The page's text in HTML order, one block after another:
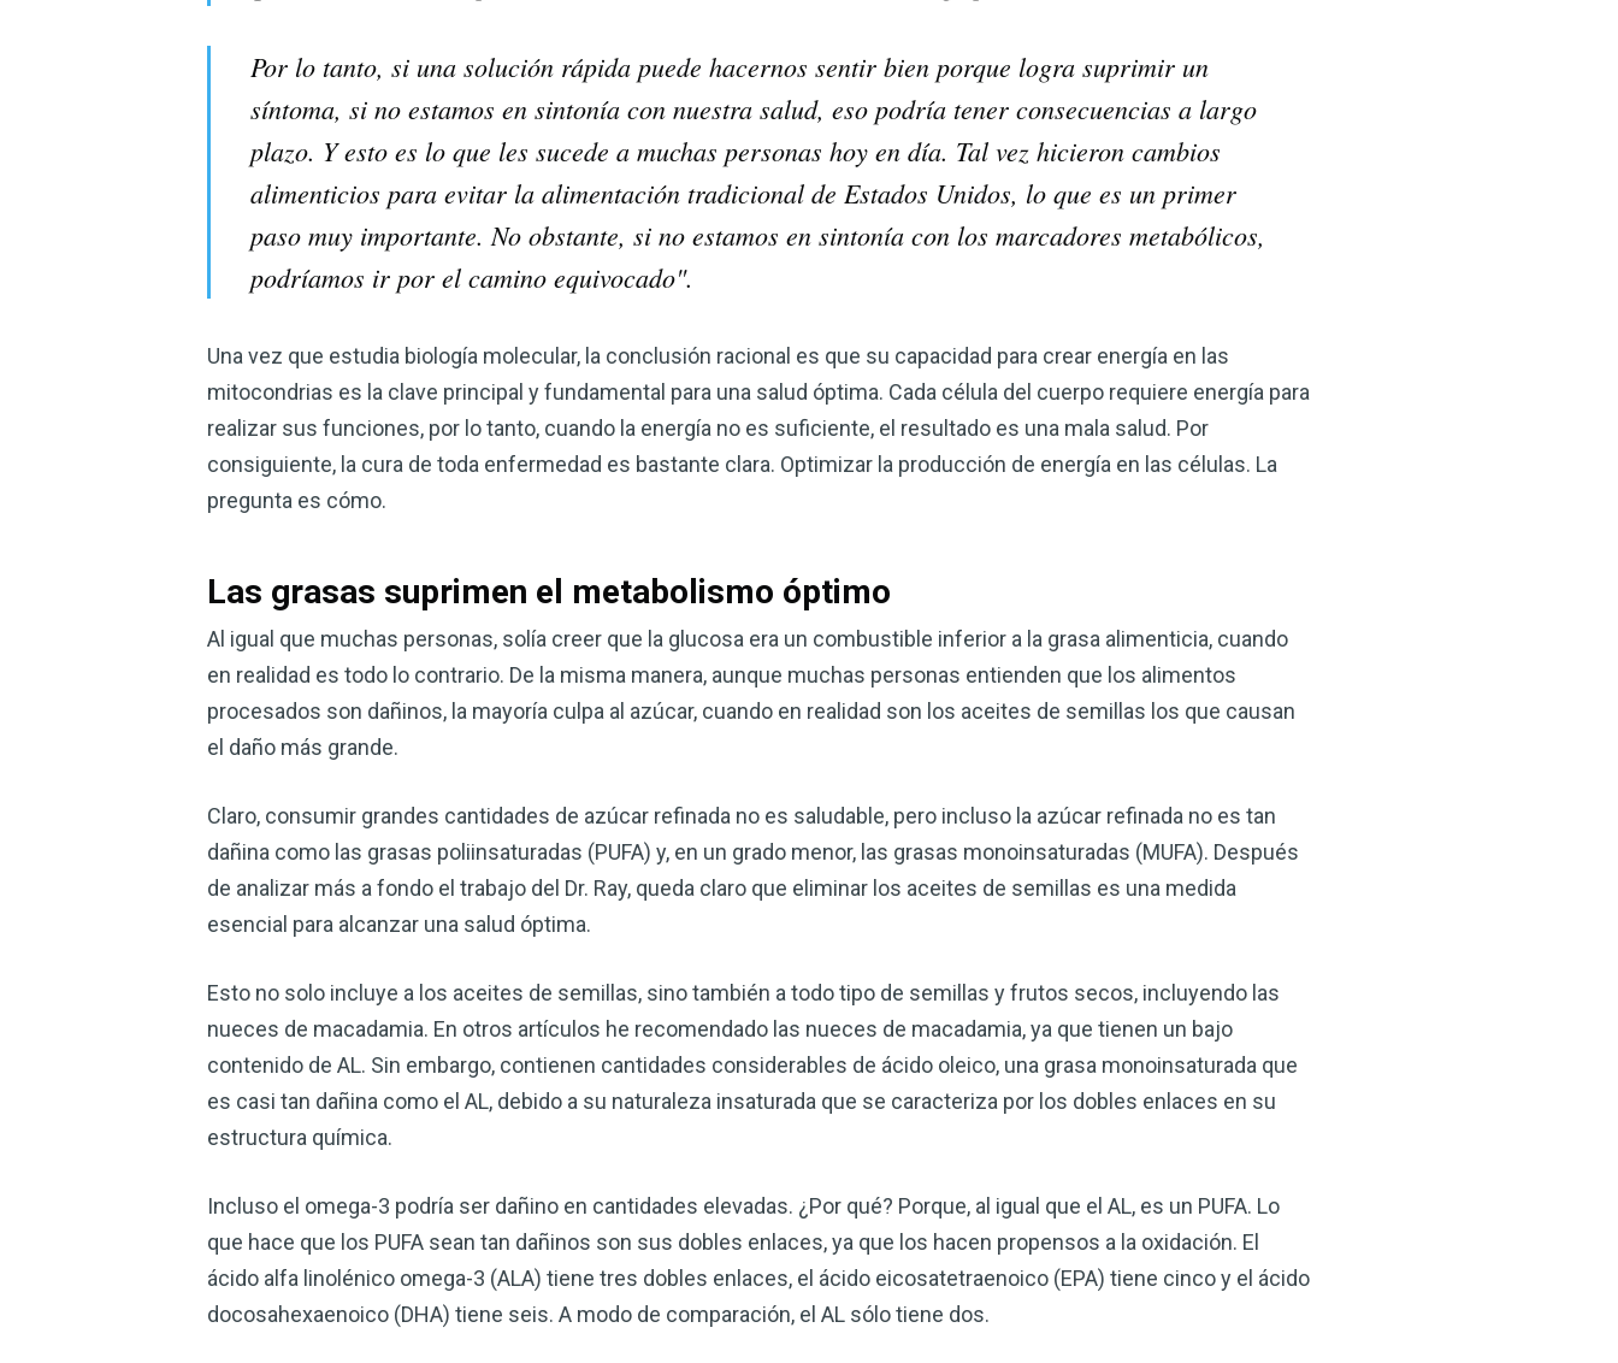
Por lo tanto, si una solución rápida puede hacernos sentir bien porque logra suprimir un
síntoma, si no estamos en sintonía con nuestra salud, eso podría tener consecuencias a largo
plazo. Y esto es lo que les sucede a muchas personas hoy en día. Tal vez hicieron cambios
alimenticios para evitar la alimentación tradicional de Estados Unidos, lo que es un primer
paso muy importante. No obstante, si no estamos en sintonía con los marcadores metabólicos,
podríamos ir por el camino equivocado".
Una vez que estudia biología molecular, la conclusión racional es que su capacidad para crear energía en las
mitocondrias es la clave principal y fundamental para una salud óptima. Cada célula del cuerpo requiere energía para
realizar sus funciones, por lo tanto, cuando la energía no es suficiente, el resultado es una mala salud. Por
consiguiente, la cura de toda enfermedad es bastante clara. Optimizar la producción de energía en las células. La
pregunta es cómo.
Las grasas suprimen el metabolismo óptimo
Al igual que muchas personas, solía creer que la glucosa era un combustible inferior a la grasa alimenticia, cuando
en realidad es todo lo contrario. De la misma manera, aunque muchas personas entienden que los alimentos
procesados ​son dañinos, la mayoría culpa al azúcar, cuando en realidad son los aceites de semillas los que causan
el daño más grande.
Claro, consumir grandes cantidades de azúcar refinada no es saludable, pero incluso la azúcar refinada no es tan
dañina como las grasas poliinsaturadas (PUFA) y, en un grado menor, las grasas monoinsaturadas (MUFA). Después
de analizar más a fondo el trabajo del Dr. Ray, queda claro que eliminar los aceites de semillas es una medida
esencial para alcanzar una salud óptima.
Esto no solo incluye a los aceites de semillas, sino también a todo tipo de semillas y frutos secos, incluyendo las
nueces de macadamia. En otros artículos he recomendado las nueces de macadamia, ya que tienen un bajo
contenido de AL. Sin embargo, contienen cantidades considerables de ácido oleico, una grasa monoinsaturada que
es casi tan dañina como el AL, debido a su naturaleza insaturada que se caracteriza por los dobles enlaces en su
estructura química.
Incluso el omega-3 podría ser dañino en cantidades elevadas. ¿Por qué? Porque, al igual que el AL, es un PUFA. Lo
que hace que los PUFA sean tan dañinos son sus dobles enlaces, ya que los hacen propensos a la oxidación. El
ácido alfa linolénico omega-3 (ALA) tiene tres dobles enlaces, el ácido eicosatetraenoico (EPA) tiene cinco y el ácido
docosahexaenoico (DHA) tiene seis. A modo de comparación, el AL sólo tiene dos.